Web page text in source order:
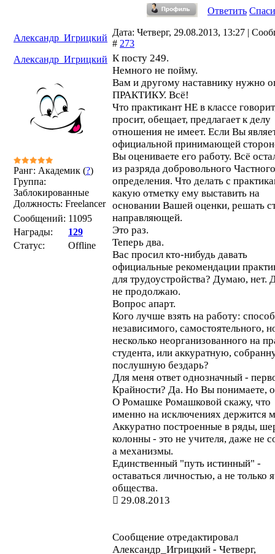
Ответить
Александр_Игрицкий
Дата: Четверг, 29.08.2013, 13:27 |
# 273
Александр_Игрицкий
Ранг: Академик (?)
Группа:
Заблокированные
Должность: Freelancer
Сообщений: 11095
Награды:
129
Статус:
Offline
К посту 249.
Немного не пойму.
Вам и другому наставнику нужно
ПРАКТИКУ. Всё!
Что практикант НЕ в классе
просит, обещает, предлагает к делу
отношения не имеет. Если Вы
официальной принимающей
Вы оцениваете его работу. Всё
из разряда добровольного Частного
определения. Что делать с
какую отметку ему выставить на
основании Вашей оценки, решать
направляющей.
Это раз.
Теперь два.
Вас просил кто-нибудь давать
официальные рекомендации
для трудоустройства? Думаю, нет.
не продолжаю.
Вопрос апарт.
Кого лучше взять на работу:
независимого, самостоятельного,
несколько неорганизованного на
студента, или аккуратную,
послушную бездарь?
Для меня ответ однозначный -
Крайности? Да. Но Вы понимаете,
О Ромашке Ромашковой скажу, что
именно на исключениях держится
Аккуратно построенные в ряды,
колонны - это не учителя, даже не
а механизмы.
Единственный "путь истинный" -
оставаться личностью, а не только
общества.
29.08.2013
Сообщение отредактировал
Александр_Игрицкий - Четверг,